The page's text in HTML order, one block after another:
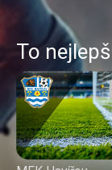
To